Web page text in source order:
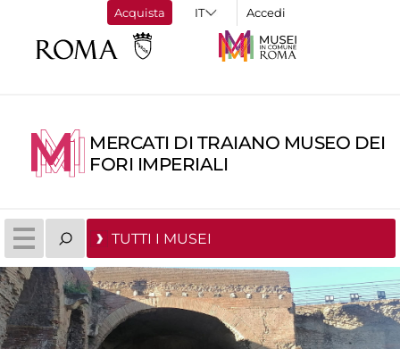
Acquista Accedi
MERCATI DI TRAIANO MUSEO DEI
FORI IMPERIALI
TUTTI I MUSEI